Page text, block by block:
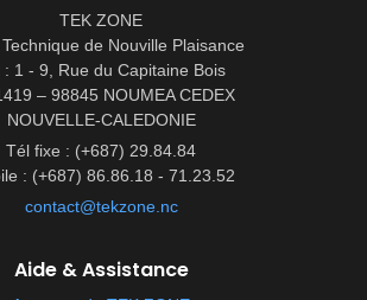
TEK ZONE
de Nouville Plaisance
: 1 - 9, Rue du Capitaine Bois
– 98845 NOUMEA CEDEX
NOUVELLE-CALEDONIE
Tél fixe : (+687) 29.84.84
: (+687) 86.86.18 - 71.23.52
contact@tekzone.nc
Aide & Assistance